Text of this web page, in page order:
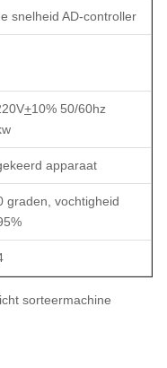
snelheid AD-controller
+10% 50/60hz
apparaat
graden, vochtigheid
sorteermachine